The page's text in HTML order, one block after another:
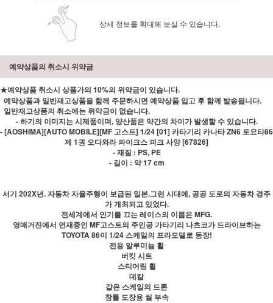
상세 정보를 확대해 보실 수 있습니다.
예약상품의 취소시 위약금
★예약상품 취소시 상품가의 10%의 위약금이 있습니다.
예약상품과 일반재고상품을 함께 주문하시면 예약상품 입고 후 함께 발송됩니다.
일반재고상품의 취소에는 위약금이 없습니다.
- 하기의 이미지는 시제품이며, 양산품은 약간의 차이가 발생할 수 있습니다.
- [AOSHIMA][AUTO MOBILE][MF 고스트] 1/24 [01] 카타기리 카나타 ZN6 토요타86
제 1권 오다와라 파이크스 피크 사양 [67826]
- 재질 : PS, PE
- 길이 : 약 17 cm
서기 202X년. 자동차 자율주행이 보급된 일본.그런 시대에, 공공 도로의 자동차 경주
가 개최되고 있었다.
전세계에서 인기를 끄는 레이스의 이름은 MFG.
영매거진에서 연재중인 MF고스트의 주인공 가타기리 나츠코가 드라이브하는
TOYOTA 86이 1/24 스케일의 프라모델로 등장!
전용 알루미늄 휠
버킷 시트
스티어링 휠
데칼
같은 스케일의 드론
창틀 도장용 씰 부속